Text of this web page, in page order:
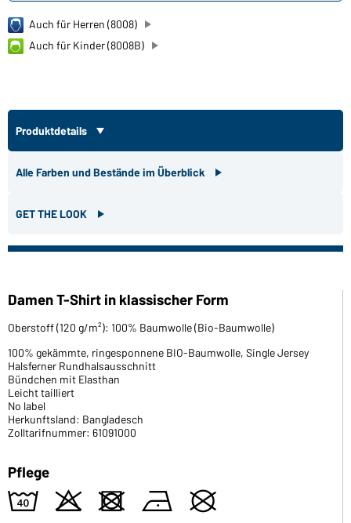
Auch für Herren (8008)
Auch für Kinder (8008B)
Produktdetails
Alle Farben und Bestände im Überblick
GET THE LOOK
Damen T-Shirt in klassischer Form
Oberstoff (120 g/m²): 100% Baumwolle (Bio-Baumwolle)
100% gekämmte, ringesponnene BIO-Baumwolle, Single Jersey
Halsferner Rundhalsausschnitt
Bündchen mit Elasthan
Leicht tailliert
No label
Herkunftsland: Bangladesch
Zolltarifnummer: 61091000
Pflege
8 o d n U